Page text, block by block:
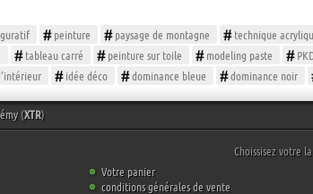
peinture paysage de montagne
technique
tableau carré peinture sur toile modeling paste
idée déco dominance bleue dominance noir
(XTR)
Choissisez votre
Votre panier
conditions générales de vente